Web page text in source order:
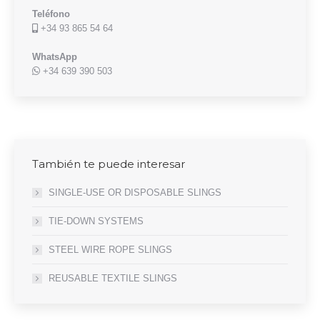
Teléfono
+34 93 865 54 64
WhatsApp
+34 639 390 503
También te puede interesar
SINGLE-USE OR DISPOSABLE SLINGS
TIE-DOWN SYSTEMS
STEEL WIRE ROPE SLINGS
REUSABLE TEXTILE SLINGS